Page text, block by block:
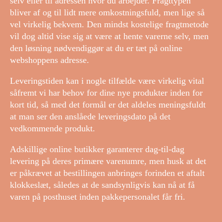
bliver af og til lidt mere omkostningsfuld, men lige så
vel virkelig bekvem. Den mindst kostelige fragtmetode
vil dog altid vise sig at være at hente varerne selv, men
den løsning nødvendiggør at du er tæt på online
webshoppens adresse.
Leveringstiden kan i nogle tilfælde være virkelig vital
såfremt vi har behov for dine nye produkter inden for
kort tid, så med det formål er det aldeles meningsfuldt
at man ser den anslåede leveringsdato på det
vedkommende produkt.
Adskillige online butikker garanterer dag-til-dag
levering på deres primære varenumre, men husk at det
er påkrævet at bestillingen anbringes forinden et aftalt
klokkeslæt, således at de sandsynligvis kan nå at få
varen på posthuset inden pakkepersonalet får fri.